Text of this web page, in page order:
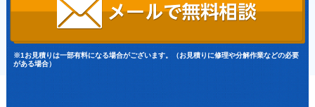
※1お見積りは一部有料になる場合がございます。（お見積りに修理や分解作業などの必要
がある場合）